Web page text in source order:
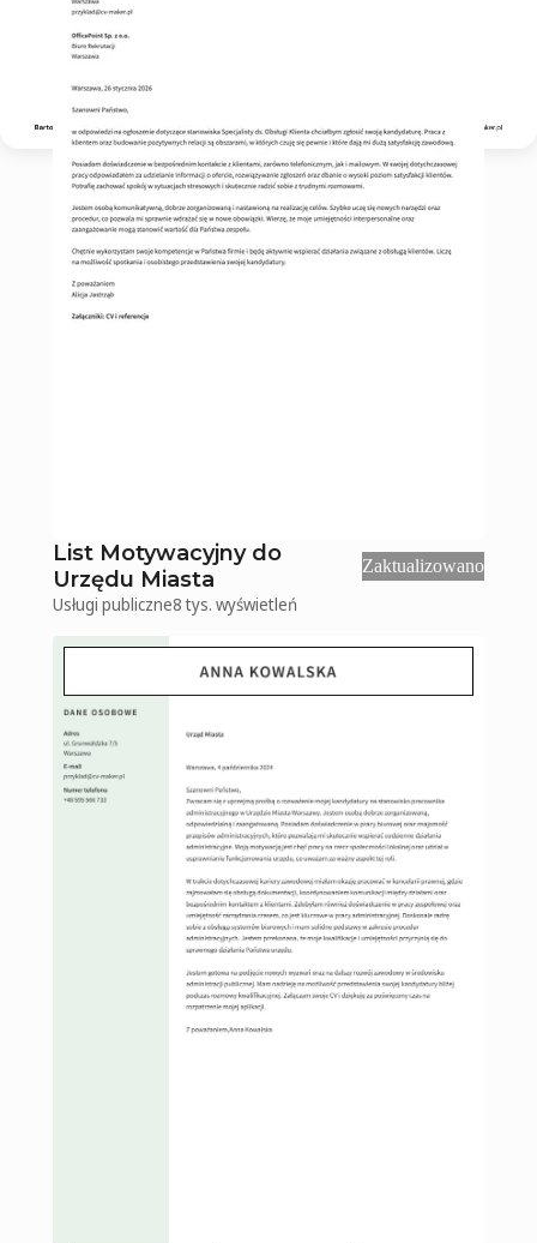
List Motywacyjny do
Urzędu Miasta
Zaktualizowano
Usługi publiczne8 tys. wyświetleń